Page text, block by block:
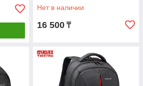
Нет в наличии
16 500 ₸